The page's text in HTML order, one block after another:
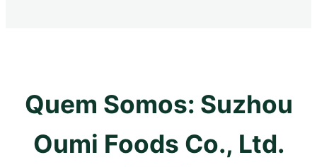
Quem Somos: Suzhou
Oumi Foods Co., Ltd.